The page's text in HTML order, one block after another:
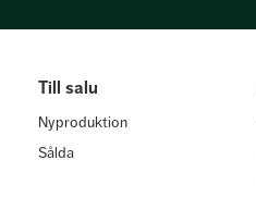
Till salu
Nyproduktion
Sålda